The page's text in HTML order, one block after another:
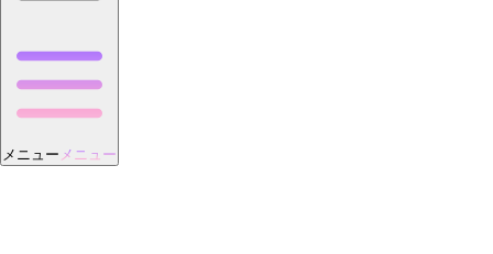
メニュー メニュー